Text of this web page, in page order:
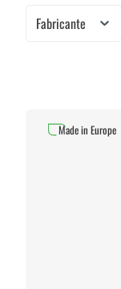
Fabricante
Made in Europe